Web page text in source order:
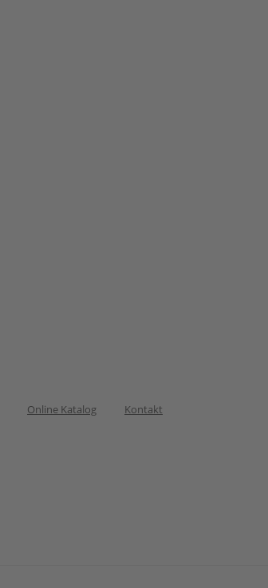
Online Katalog Kontakt